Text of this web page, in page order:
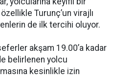
Turunç’un virajlı
de ilk tercihi oluyor.
akşam 19.00’a kadar
belirlenen yolcu
kesinlikle izin